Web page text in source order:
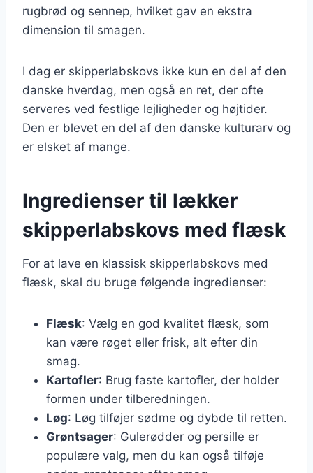
rugbrød og sennep, hvilket gav en ekstra
dimension til smagen.
I dag er skipperlabskovs ikke kun en del af den
danske hverdag, men også en ret, der ofte
serveres ved festlige lejligheder og højtider.
Den er blevet en del af den danske kulturarv og
er elsket af mange.
Ingredienser til lækker
skipperlabskovs med flæsk
For at lave en klassisk skipperlabskovs med
flæsk, skal du bruge følgende ingredienser:
Flæsk: Vælg en god kvalitet flæsk, som
kan være røget eller frisk, alt efter din
smag.
Kartofler: Brug faste kartofler, der holder
formen under tilberedningen.
Løg: Løg tilføjer sødme og dybde til retten.
Grøntsager: Gulerødder og persille er
populære valg, men du kan også tilføje